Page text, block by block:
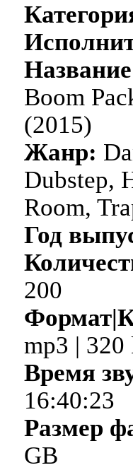
Boom
(2015)
Жанр:
Dubstep,
Room,
Год
200
mp3 | 320
Время
16:40:23
Размер
GB